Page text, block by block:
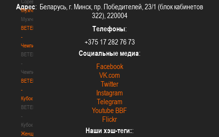
Мужчины
Мужчины
BETERA
-
Чемпионат
BETERA
-
Чемпионат
BETERA
-
Кубок
BETERA
-
Кубок
Женщины
Адрес: Беларусь, г. Минск, пр. Победителей, 23/1 (блок кабинетов
322), 220004
Телефоны:
+375 17 282 76 73
Социальные медиа:
Facebook
VK.com
Twitter
Instagram
Telegram
Youtube BBF
Flickr
Наши хэш-теги::